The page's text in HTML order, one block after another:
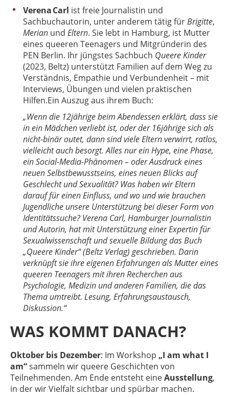
Verena Carl ist freie Journalistin und
Sachbuchautorin, unter anderem tätig fürBrigitte,
Merian und Eltern. Sie lebt in Hamburg, ist Mutter
eines queeren Teenagers und Mitgründerin des
PEN Berlin. Ihr jüngstes Sachbuch Queere Kinder
(2023, Beltz) unterstützt Familien auf dem Weg zu
Verständnis, Empathie und Verbundenheit – mit
Interviews, Übungen und vielen praktischen
Hilfen.Ein Auszug aus ihrem Buch:
„Wenn die 12jährige beim Abendessen erklärt, dass sie
in ein Mädchen verliebt ist, oder der 16jährige sich als
nicht-binär outet, dann sind viele Eltern verwirrt, ratlos,
vielleicht auch besorgt. Alles nur ein Hype, eine Phase,
ein Social-Media-Phänomen – oder Ausdruck eines
neuen Selbstbewusstseins, eines neuen Blicks auf
Geschlecht und Sexualität? Was haben wir Eltern
darauf für einen Einfluss, und wo und wie brauchen
Jugendliche unsere Unterstützung bei dieser Form von
Identitätssuche? Verena Carl, Hamburger Journalistin
und Autorin, hat mit Unterstützung einer Expertin für
Sexualwissenschaft und sexuelle Bildung das Buch
„Queere Kinder“ (Beltz Verlag) geschrieben. Darin
verknüpft sie ihre eigenen Erfahrungen als Mutter eines
queeren Teenagers mit ihren Recherchen aus
Psychologie, Medizin und anderen Familien, die das
Thema umtreibt. Lesung, Erfahrungsaustausch,
Diskussion.“
WAS KOMMT DANACH?
Oktober bis Dezember: Im Workshop „I am what I
am“sammeln wir queere Geschichten von
Teilnehmenden. Am Ende entsteht eineAusstellung,
in der wir Vielfalt sichtbar und spürbar machen.